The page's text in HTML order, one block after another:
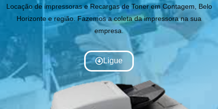
Locação de impressoras e Recargas de Toner em Contagem, Belo
Horizonte e região. Fazemos a coleta da impressora na sua
empresa.
Ligue